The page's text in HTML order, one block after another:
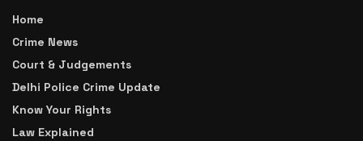
Home
Crime News
Court & Judgements
Delhi Police Crime Update
Know Your Rights
Law Explained